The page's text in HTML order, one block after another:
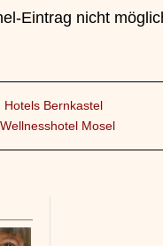
Eintrag nicht
Hotels Bernkastel
Wellnesshotel Mosel